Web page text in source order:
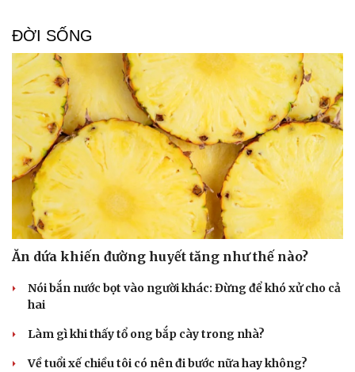
ĐỜI SỐNG
Ăn dứa khiến đường huyết tăng như thế nào?
Nói bắn nước bọt vào người khác: Đừng để khó xử cho cả
hai
Làm gì khi thấy tổ ong bắp cày trong nhà?
Về tuổi xế chiều tôi có nên đi bước nữa hay không?